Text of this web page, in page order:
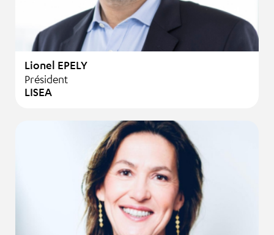
Lionel EPELY
Président
LISEA